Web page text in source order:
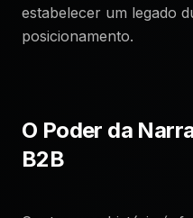
estabelecer um legado
posicionamento.
O Poder da
B2B